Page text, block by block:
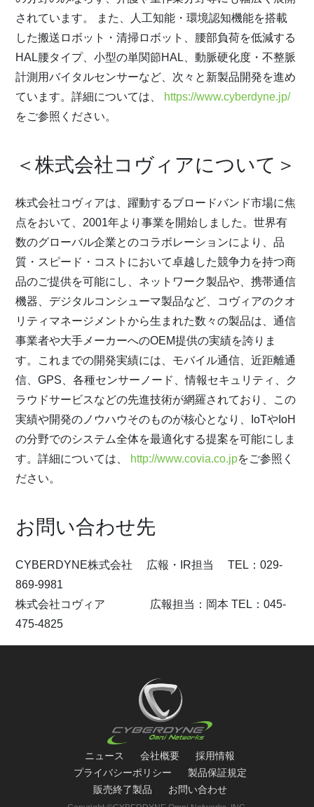
されています。 また、人工知能・環境認知機能を搭載
した搬送ロボット・清掃ロボット、腰部負荷を低減する
HAL腰タイプ、小型の単関節HAL、動脈硬化度・不整脈
計測用バイタルセンサーなど、次々と新製品開発を進め
ています。詳細については、 https://www.cyberdyne.jp/
をご参照ください。
＜株式会社コヴィアについて＞
株式会社コヴィアは、躍動するブロードバンド市場に焦
点をおいて、2001年より事業を開始しました。世界有
数のグローバル企業とのコラボレーションにより、品
質・スピード・コストにおいて卓越した競争力を持つ商
品のご提供を可能にし、ネットワーク製品や、携帯通信
機器、デジタルコンシューマ製品など、コヴィアのクオ
リティマネージメントから生まれた数々の製品は、通信
事業者や大手メーカーへのOEM提供の実績を誇りま
す。これまでの開発実績には、モバイル通信、近距離通
信、GPS、各種センサーノード、情報セキュリティ、ク
ラウドサービスなどの先進技術が網羅されており、この
実績や開発のノウハウそのものが核心となり、IoTやIoH
の分野でのシステム全体を最適化する提案を可能にしま
す。詳細については、 http://www.covia.co.jpをご参照く
ださい。
お問い合わせ先
CYBERDYNE株式会社 広報・IR担当 TEL：029-
869-9981
株式会社コヴィア 広報担当：岡本 TEL：045-
475-4825
ニュース 会社概要
採用情報
プライバシーポリシー
製品保証規定
販売終了製品
お問い合わせ